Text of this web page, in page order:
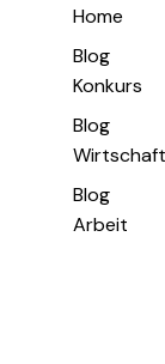
Home
Blog
Konkurs
Blog
Wirtschaft
Blog
Arbeit